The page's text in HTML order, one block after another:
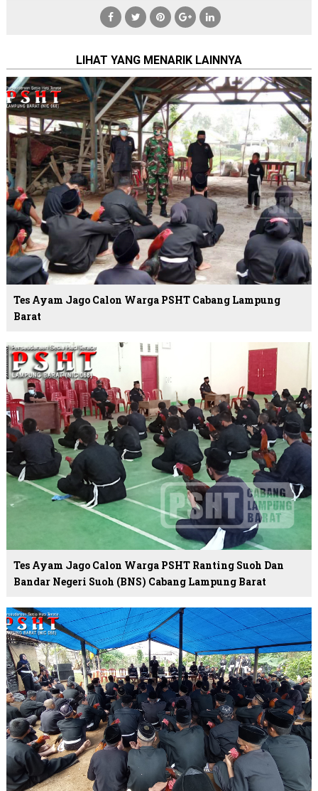
LIHAT YANG MENARIK LAINNYA
Tes Ayam Jago Calon Warga PSHT Cabang Lampung
Barat
Tes Ayam Jago Calon Warga PSHT Ranting Suoh Dan
Bandar Negeri Suoh (BNS) Cabang Lampung Barat